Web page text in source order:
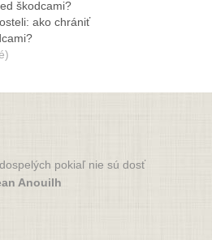
ako chrániť
pokiaľ nie sú dosť
Anouilh